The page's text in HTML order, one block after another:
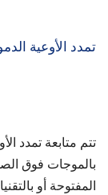
تمدد الأوعية
تتم متابعة تمدد
بالموجات فوق
المفتوحة أو